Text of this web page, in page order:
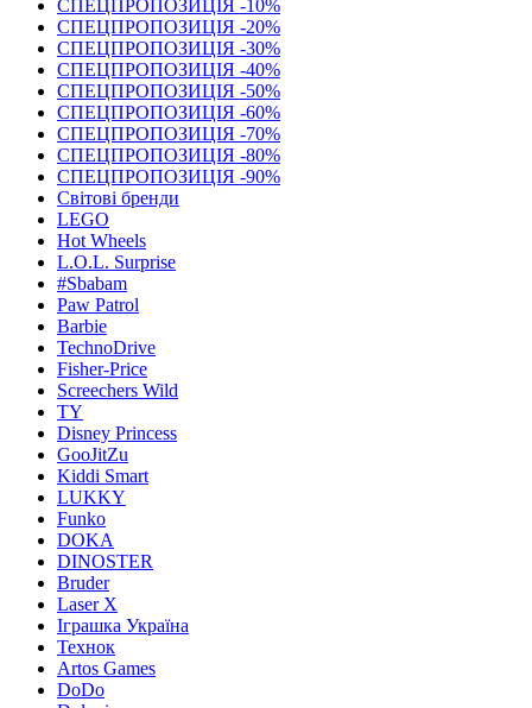
СПЕЦПРОПОЗИЦІЯ -10%
СПЕЦПРОПОЗИЦІЯ -20%
СПЕЦПРОПОЗИЦІЯ -30%
СПЕЦПРОПОЗИЦІЯ -40%
СПЕЦПРОПОЗИЦІЯ -50%
СПЕЦПРОПОЗИЦІЯ -60%
СПЕЦПРОПОЗИЦІЯ -70%
СПЕЦПРОПОЗИЦІЯ -80%
СПЕЦПРОПОЗИЦІЯ -90%
Світові бренди
LEGO
Hot Wheels
L.O.L. Surprise
#Sbabam
Paw Patrol
Barbie
TechnoDrive
Fisher-Price
Screechers Wild
TY
Disney Princess
GooJitZu
Kiddi Smart
LUKKY
Funko
DOKA
DINOSTER
Bruder
Laser X
Іграшка Україна
Технок
Artos Games
DoDo